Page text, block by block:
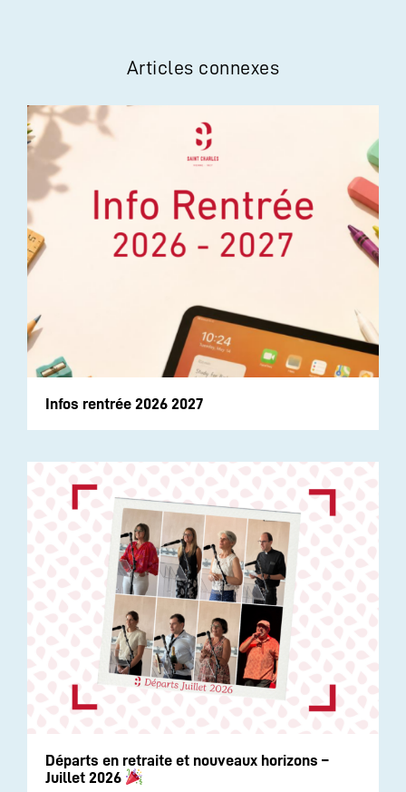
Articles connexes
Infos rentrée 2026 2027
Départs en retraite et nouveaux horizons –
Juillet 2026